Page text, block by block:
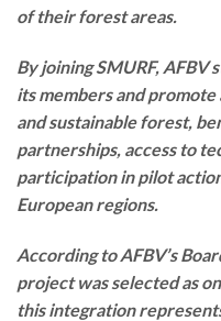
of their forest areas.
By joining SMURF, AFBV
its members and
and sustainable forest,
partnerships, access to
participation in pilot
European regions.
According to AFBV’s
project was selected as
this integration